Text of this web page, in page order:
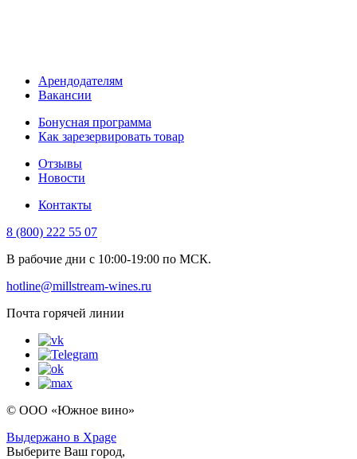
Арендодателям
Вакансии
Бонусная программа
Как зарезервировать товар
Отзывы
Новости
Контакты
8 (800) 222 55 07
В рабочие дни с 10:00-19:00 по МСК.
hotline@millstream-wines.ru
Почта горячей линии
© ООО «Южное вино»
Выдержано в Xpage
Выберите Ваш город,